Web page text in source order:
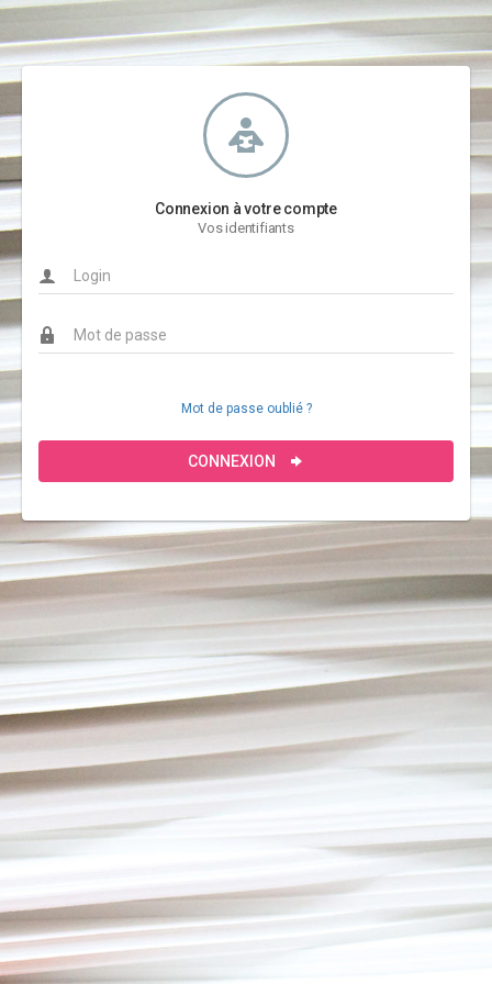
Connexion à votre compte
Vos identifiants
Mot de passe oublié ?
CONNEXION